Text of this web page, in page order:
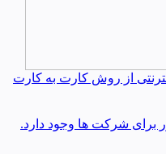
از روش کارت به کارت
برای شرکت ها وجود دارد.